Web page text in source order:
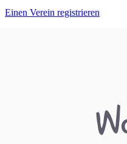
Einen Verein registrieren